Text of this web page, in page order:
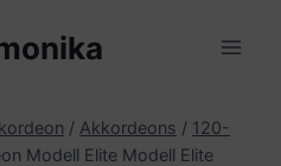
/ Akkordeons / 120-
Modell Elite Modell Elite